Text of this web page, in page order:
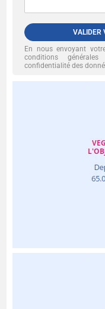
VALIDER
En nous envoyant
conditions
confidentialité des